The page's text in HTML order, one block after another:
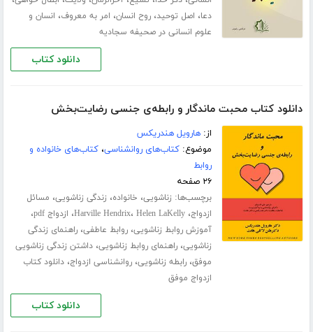
دعا، اصل توحید،روح انسان، امر به معروف، انسان و
علوم انسانی در صحیفه سجادیه
دانلود کتاب
دانلود کتاب محبت ماندگار و رابطه‌ی جنسی رضایت‌بخش
از:هارویل هندریکس
موضوع:کتاب‌های روانشناسی،کتاب‌های خانواده و
روابط
۲۶ صفحه
برچسب‌ها: زناشویی، خانواده، زندگی زناشویی، مسائل
ازدواج، Harville Hendrix، Helen LaKelly ، ازدواج pdf ،
آموزش روابط زناشویی،روابط عاطفی،راهنمای زندگی
زناشویی،راهنمای روابط زناشویی،داشتن زندگی زناشویی
موفق،رابطه زناشویی،روانشناسی ازدواج،دانلود کتاب
ازدواج موفق
دانلود کتاب